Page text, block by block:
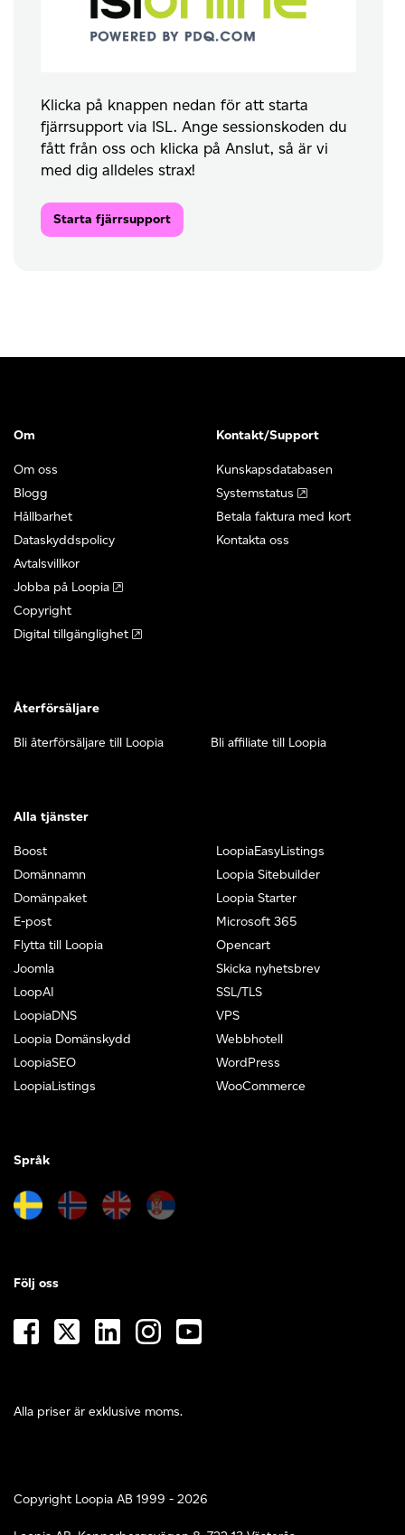
Klicka på knappen nedan för att starta
fjärrsupport via ISL. Ange sessionskoden du
fått från oss och klicka på Anslut, så är vi
med dig alldeles strax!
Starta fjärrsupport
Om
Om oss
Blogg
Hållbarhet
Dataskyddspolicy
Avtalsvillkor
Jobba på Loopia
Copyright
Digital tillgänglighet
Kontakt/Support
Kunskapsdatabasen
Systemstatus
Betala faktura med kort
Kontakta oss
Återförsäljare
Bli återförsäljare till Loopia Bli affiliate till Loopia
Alla tjänster
Boost
Domännamn
Domänpaket
E-post
Flytta till Loopia
Joomla
LoopAI
LoopiaDNS
Loopia Domänskydd
LoopiaSEO
LoopiaListings
LoopiaEasyListings
Loopia Sitebuilder
Loopia Starter
Microsoft 365
Opencart
Skicka nyhetsbrev
SSL/TLS
VPS
Webbhotell
WordPress
WooCommerce
Språk
Alla priser är exklusive moms.
Följ oss
Copyright Loopia AB 1999 - 2026